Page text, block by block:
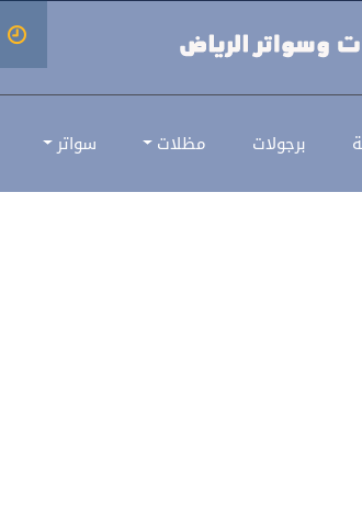
برجولات مظلات سواتر
مواقف شرائح | مظلات شرائح